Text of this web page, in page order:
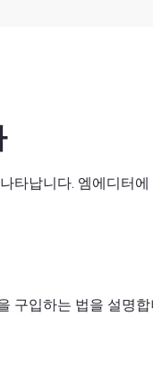
타납니다. 엠에디터
구입하는 법을 설명